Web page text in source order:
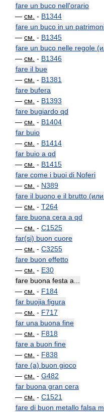
fare un buco nell'orario
— см. - B1344
fare un buco in un
— см. - B1345
fare un buco nelle regole
— см. - B1346
fare il bue
— см. - B1381
fare bufera
— см. - B1393
fare bugiardo qd
— см. - B1404
far buio
— см. - B1414
far buio a qd
— см. - B1415
fare come i buoi di Noferi
— см. - N389
fare il buono e il brutto
— см. - T264
fare buona cera a qd
— см. - C1525
far(si) buon cuore
— см. - C3255
fare buon effetto
— см. - E30
fare buona festa a...
— см. - F184
far buojia figura
— см. - F717
far una buona fine
— см. - F818
fare a buon fine
— см. - F838
fare (a) buon gioco
— см. - G482
far buona gran cera
— см. - C1521
fare di buon metallo falsa